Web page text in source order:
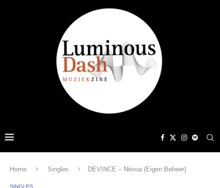
Home Singles DEVINCE – Névoa (Eigen Beheer)
SINGLES